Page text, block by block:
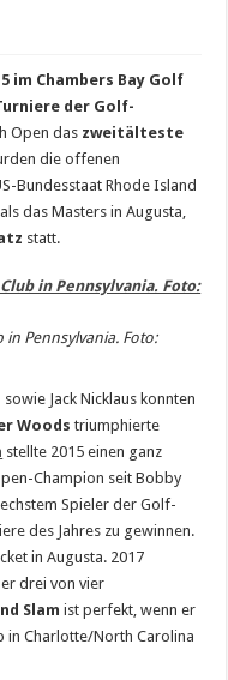
im Chambers Bay Golf
der Golf-
Open das zweitälteste
die offenen
Bundesstaat Rhode Island
das Masters in Augusta,
statt.
in Pennsylvania. Foto:
Jack Nicklaus konnten
Woods triumphierte
stellte 2015 einen ganz
Champion seit Bobby
Spieler der Golf-
des Jahres zu gewinnen.
in Augusta. 2017
drei von vier
Slam ist perfekt, wenn er
in Charlotte/North Carolina